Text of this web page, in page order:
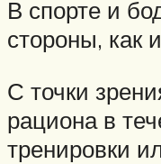
В спорте и
стороны, как
С точки
рациона в
тренировки